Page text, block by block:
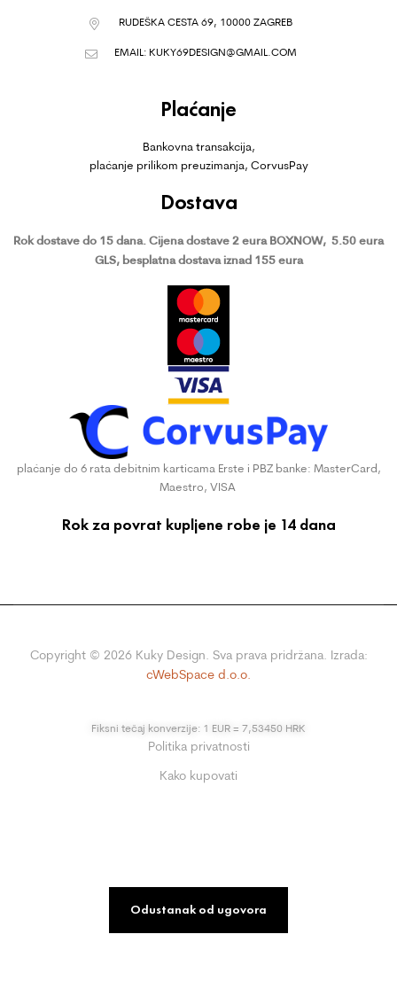
RUDEŠKA CESTA 69, 10000 ZAGREB
EMAIL: KUKY69DESIGN@GMAIL.COM
Plaćanje
Bankovna transakcija,
plaćanje prilikom preuzimanja, CorvusPay
Dostava
Rok dostave do 15 dana. Cijena dostave 2 eura BOXNOW, 5.50 eura
GLS, besplatna dostava iznad 155 eura
plaćanje do 6 rata debitnim karticama Erste i PBZ banke: MasterCard,
Maestro, VISA
Rok za povrat kupljene robe je 14 dana
Copyright © 2026Kuky Design. Sva prava pridržana. Izrada:
cWebSpace d.o.o.
Fiksni tečaj konverzije: 1 EUR = 7,53450 HRK
Politika privatnosti
Kako kupovati
Odustanak od ugovora